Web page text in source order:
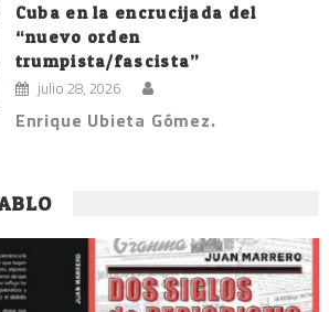
Cuba en la encrucijada del
“nuevo orden
trumpista/fascista”
julio 28, 2026
Enrique Ubieta Gómez.